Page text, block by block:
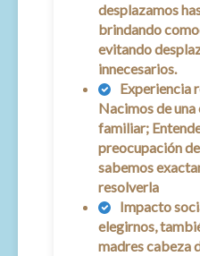
desplazamos
brindando
evitando
innecesarios.
Experiencia
Nacimos de
familiar;
preocupación
sabemos
resolverla
Impacto
elegirnos,
madres cabeza